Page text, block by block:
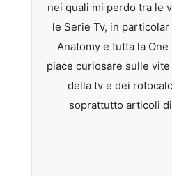
nei quali mi perdo tra le
le Serie Tv, in particolar
Anatomy e tutta la One
piace curiosare sulle
della tv e dei
soprattutto articoli